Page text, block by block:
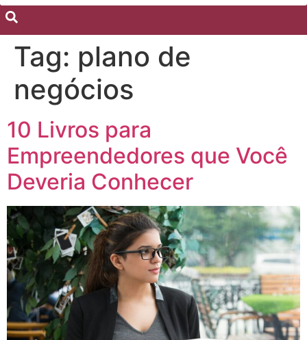
Tag: plano de
negócios
10 Livros para
Empreendedores que Você
Deveria Conhecer